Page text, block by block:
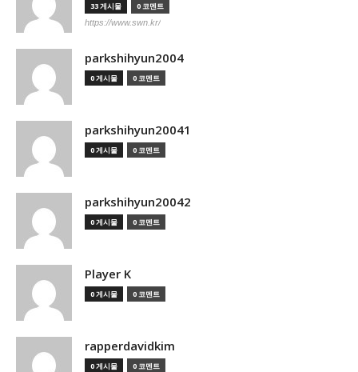
33 게시물 0 코멘트
https://www.swn.kr/
parkshihyun2004
0 게시물 0 코멘트
parkshihyun20041
0 게시물 0 코멘트
parkshihyun20042
0 게시물 0 코멘트
Player K
0 게시물 0 코멘트
rapperdavidkim
0 게시물 0 코멘트